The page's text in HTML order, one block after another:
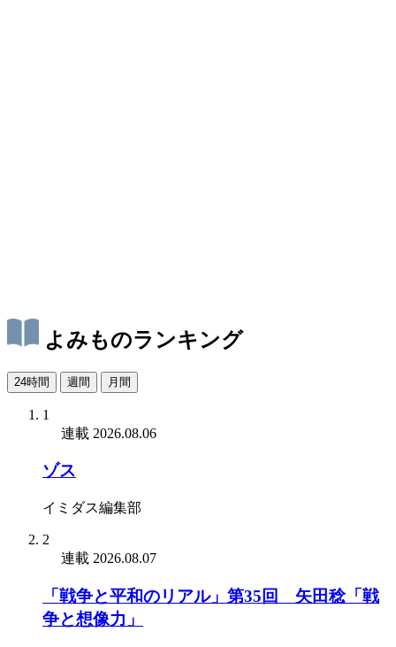
よみものランキング
24時間 週間 月間
1
連載 2026.08.06
ゾス
イミダス編集部
2
連載 2026.08.07
「戦争と平和のリアル」第35回 矢田稔「戦
争と想像力」